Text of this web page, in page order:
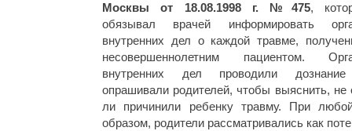
Москвы от 18.08.1998 г. №475,
обязывал врачей информировать
внутренних дел о каждой травме,
несовершеннолетним пациентом.
внутренних дел проводили
опрашивали родителей, чтобы выяснить, не
ли причинили ребенку травму. При
образом, родители рассматривались как